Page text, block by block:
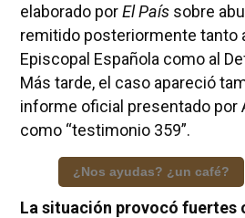
elaborado porEl Paíssobre
remitido posteriormente tanto
Episcopal Española como al
Más tarde, el caso apareció
informe oficial presentado por
como “testimonio 359”.
¿Nos ayudas? ¿un café?
La situación provocó fuertes